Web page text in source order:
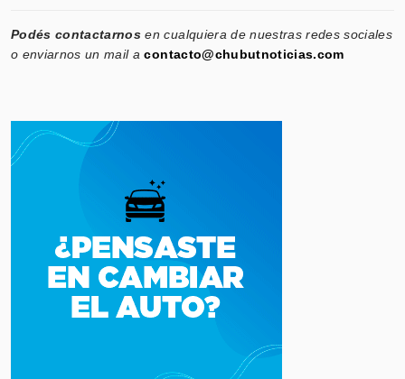
Podés contactarnos en cualquiera de nuestras redes sociales
o enviarnos un mail acontacto@chubutnoticias.com